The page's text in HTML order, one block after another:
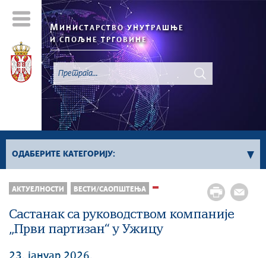
М ИНИСТАРСТВО УНУТРАШЊЕ
И СПОЉНЕ ТРГОВИНЕ
ОДАБЕРИТЕ КАТЕГОРИЈУ:
Регистар „Не Зови“
Све вести
АКТУЕЛНОСТИ ВЕСТИ/САОПШТЕЊА
Састанак са руководством компаније
„Први партизан“ у Ужицу